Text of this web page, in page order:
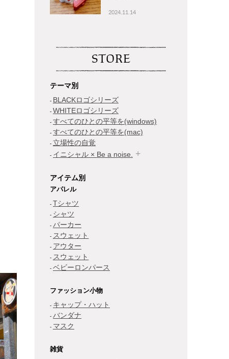
2024.11.14
STORE
テーマ別
BLACKロゴシリーズ
WHITEロゴシリーズ
すべてのひとの平等を(windows)
すべてのひとの平等を(mac)
立場性の自覚
イニシャル × Be a noise.
アイテム別
アパレル
Tシャツ
シャツ
パーカー
スウェット
アウター
スウェット
ベビーロンパース
ファッション小物
キャップ・ハット
バンダナ
マスク
雑貨